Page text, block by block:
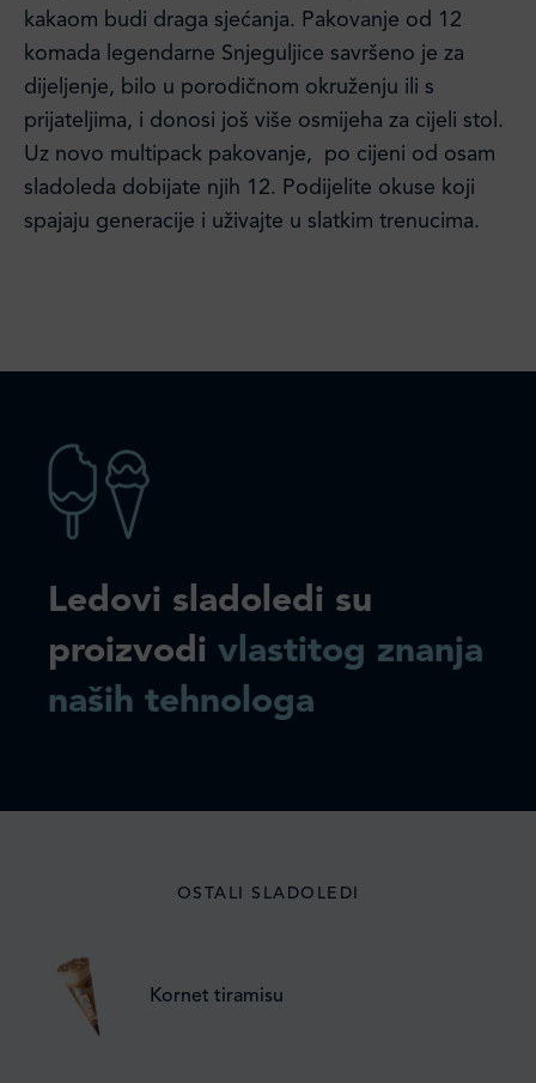
kakaom budi draga sjećanja. Pakovanje od 12
komada legendarne Snjeguljice savršeno je za
dijeljenje, bilo u porodičnom okruženju ili s
prijateljima, i donosi još više osmijeha za cijeli stol.
Uz novo multipack pakovanje, po cijeni od osam
sladoleda dobijate njih 12. Podijelite okuse koji
spajaju generacije i uživajte u slatkim trenucima.
Ledovi sladoledi su
proizvodi vlastitog znanja
naših tehnologa
OSTALI SLADOLEDI
Kornet tiramisu